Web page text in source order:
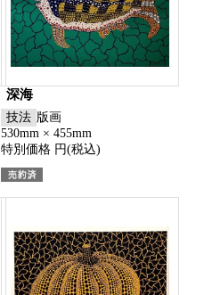
深海
技法 版画
530mm × 455mm
特別価格 円(税込)